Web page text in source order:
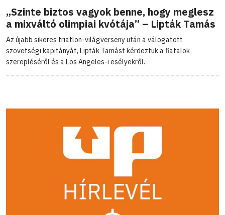
„Szinte biztos vagyok benne, hogy meglesz
a mixváltó olimpiai kvótája” – Lipták Tamás
Az újabb sikeres triatlon-világverseny után a válogatott
szövetségi kapitányát, Lipták Tamást kérdeztük a fiatalok
szerepléséről és a Los Angeles-i esélyekről.